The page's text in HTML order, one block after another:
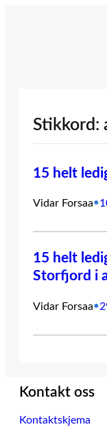
Stikkord:
15 helt
Vidar Forsaa•
15 helt
Storfjord i
Vidar Forsaa•
Kontakt oss
Kontaktskjema